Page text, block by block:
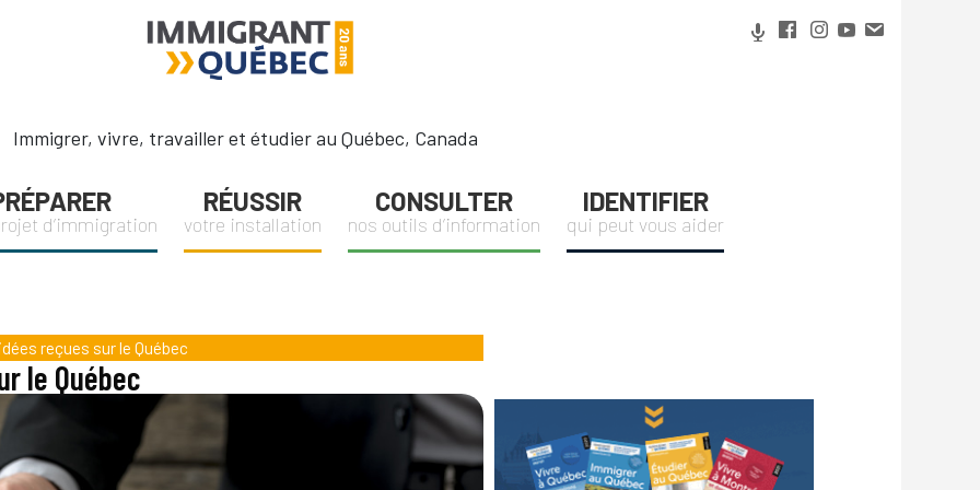
Immigrer, vivre, travailler et étudier au Québec, Canada
d’immigration
RÉUSSIR
votre installation
CONSULTER
nos outils d’information
IDENTIFIER
qui peut vous aider
reçues sur le Québec
le Québec